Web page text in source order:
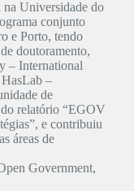
na Universidade do
conjunto
e Porto, tendo
doutoramento,
– International
–
de
relatório “EGOV
e contribuiu
áreas de
Government,